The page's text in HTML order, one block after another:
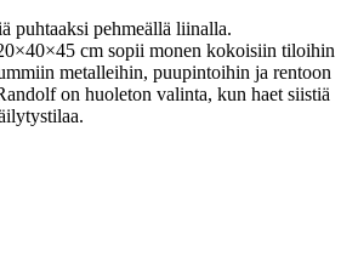
puhtaaksi pehmeällä liinalla.
cm sopii monen kokoisiin tiloihin
metalleihin, puupintoihin ja rentoon
on huoleton valinta, kun haet siistiä